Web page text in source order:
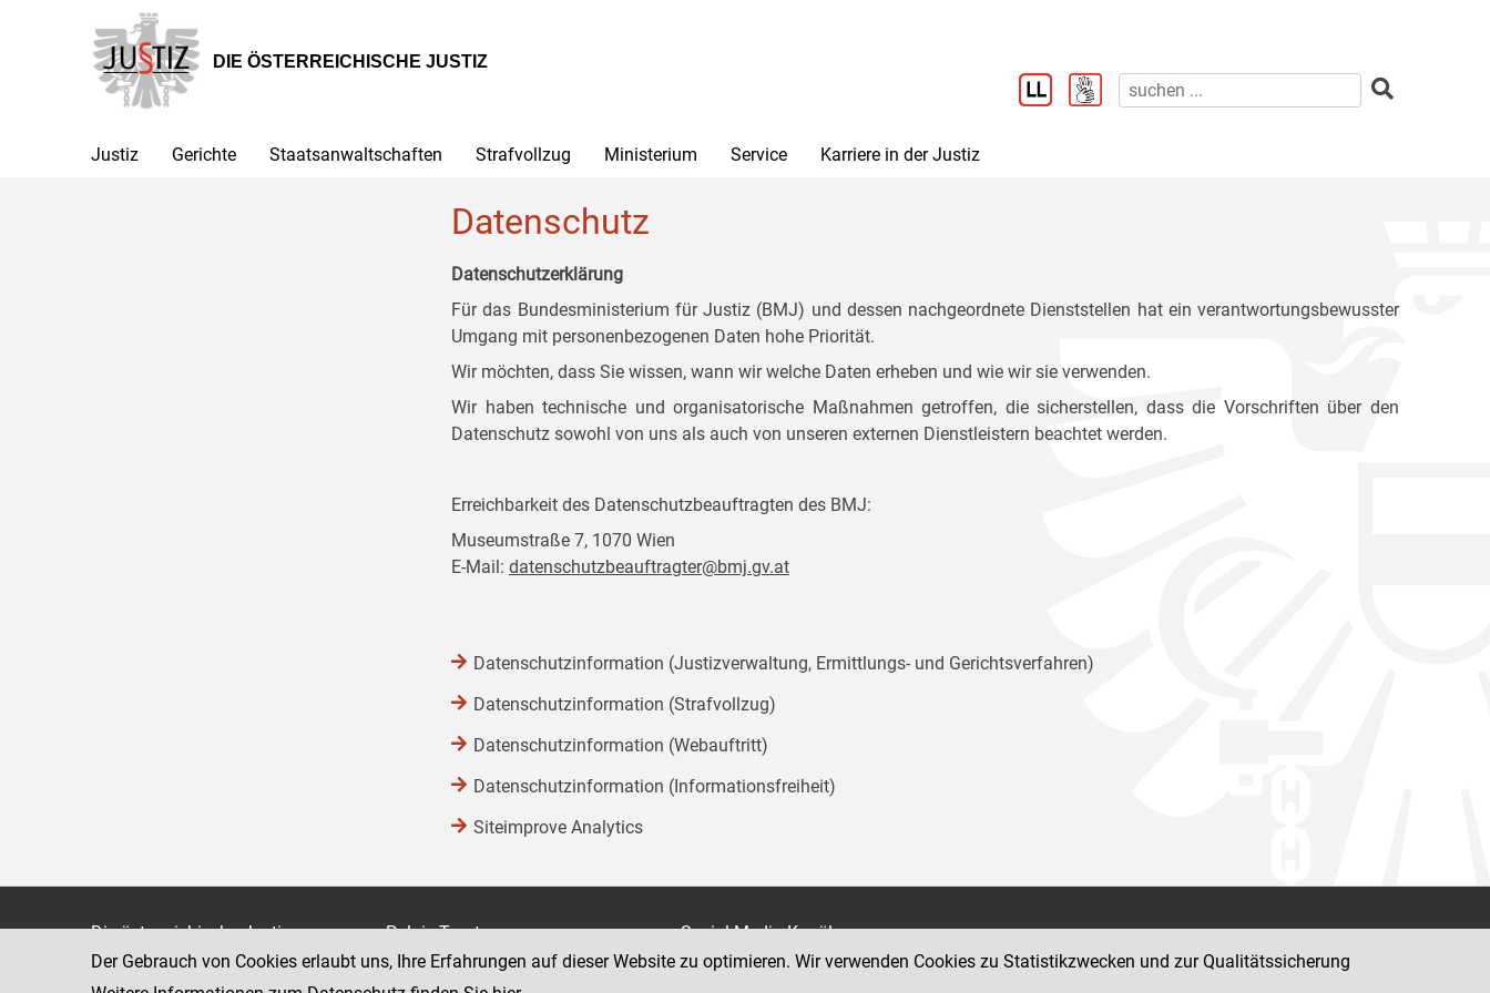
Hauptnavigation
[1]
Inhalt
[2]
Untermenü
[3]
DIE ÖSTERREICHISCHE JUSTIZ
Justiz Gerichte Staatsanwaltschaften Strafvollzug Ministerium Service Karriere in der Justiz
Datenschutz
Datenschutzerklärung
Für das Bundesministerium für Justiz (BMJ) und dessen nachgeordnete Dienststellen hat ein verantwortungsbewusster
Umgang mit personenbezogenen Daten hohe Priorität.
Wir möchten, dass Sie wissen, wann wir welche Daten erheben und wie wir sie verwenden.
Wir haben technische und organisatorische Maßnahmen getroffen, die sicherstellen, dass die Vorschriften über den
Datenschutz sowohl von uns als auch von unseren externen Dienstleistern beachtet werden.
Erreichbarkeit des Datenschutzbeauftragten des BMJ:
Museumstraße 7, 1070 Wien
E-Mail: datenschutzbeauftragter@bmj.gv.at
Datenschutzinformation (Justizverwaltung, Ermittlungs- und Gerichtsverfahren)
Datenschutzinformation (Strafvollzug)
Datenschutzinformation (Webauftritt)
Datenschutzinformation (Informationsfreiheit)
Siteimprove Analytics
Die österreichische Justiz
Bundesministerium für Justiz
Palais Trautson
Museumstraße 7
1070 Wien
Social Media Kanäle
der Justiz und des BMJ
Der Gebrauch von Cookies erlaubt uns, Ihre Erfahrungen auf dieser Website zu optimieren. Wir verwenden Cookies zu Statistikzwecken und zur Qualitätssicherung